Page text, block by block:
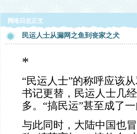
网络日志正文
民运人士从漏网之鱼到丧家之犬
*
“民运人士”的称呼应该
书记更替，民运人士几
多。“搞民运”甚至成了一
与此同时，大陆中国也